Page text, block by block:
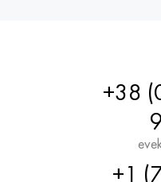
+38
+1